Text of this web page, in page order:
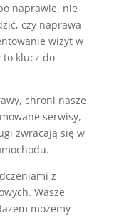
naprawie, nie
czy naprawa
wizyt w
klucz do
chroni nasze
serwisy,
zwracają się w
z
Wasze
możemy